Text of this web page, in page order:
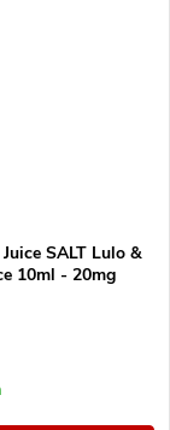
SALT Lulo &
10ml - 20mg